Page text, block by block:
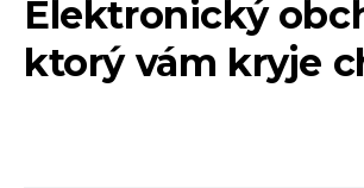
Elektronický
ktorý vám kryje